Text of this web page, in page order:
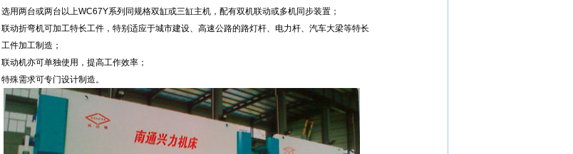
选用两台或两台以上WC67Y系列同规格双缸或三缸主机，配有双机联动或多机同步装置；
联动折弯机可加工特长工件，特别适应于城市建设、高速公路的路灯杆、电力杆、汽车大梁等特长
工件加工制造；
联动机亦可单独使用，提高工作效率；
特殊需求可专门设计制造。